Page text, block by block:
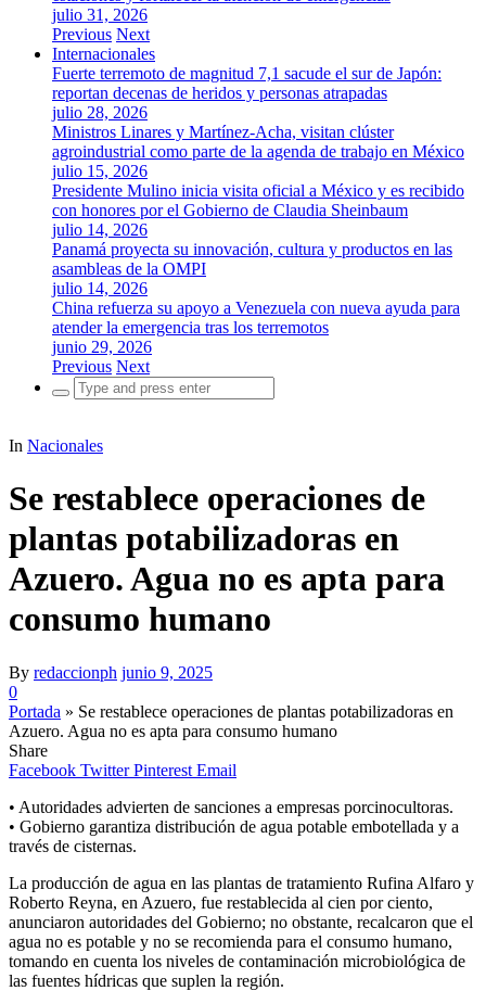
julio 31, 2026
Previous Next
Internacionales
Fuerte terremoto de magnitud 7,1 sacude el sur de Japón:
reportan decenas de heridos y personas atrapadas
julio 28, 2026
Ministros Linares y Martínez-Acha, visitan clúster
agroindustrial como parte de la agenda de trabajo en México
julio 15, 2026
Presidente Mulino inicia visita oficial a México y es recibido
con honores por el Gobierno de Claudia Sheinbaum
julio 14, 2026
Panamá proyecta su innovación, cultura y productos en las
asambleas de la OMPI
julio 14, 2026
China refuerza su apoyo a Venezuela con nueva ayuda para
atender la emergencia tras los terremotos
junio 29, 2026
Previous Next
Search
for:
In Nacionales
Se restablece operaciones de
plantas potabilizadoras en
Azuero. Agua no es apta para
consumo humano
By redaccionph junio 9, 2025
0
Portada » Se restablece operaciones de plantas potabilizadoras en
Azuero. Agua no es apta para consumo humano
Share
Facebook Twitter Pinterest Email
• Autoridades advierten de sanciones a empresas porcinocultoras.
• Gobierno garantiza distribución de agua potable embotellada y a
través de cisternas.
La producción de agua en las plantas de tratamiento Rufina Alfaro y
Roberto Reyna, en Azuero, fue restablecida al cien por ciento,
anunciaron autoridades del Gobierno; no obstante, recalcaron que el
agua no es potable y no se recomienda para el consumo humano,
tomando en cuenta los niveles de contaminación microbiológica de
las fuentes hídricas que suplen la región.